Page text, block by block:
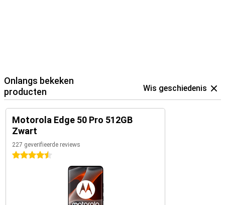
Onlangs bekeken
producten
Wis geschiedenis
Motorola Edge 50 Pro 512GB
Zwart
227 geverifieerde reviews
4.5 sterren